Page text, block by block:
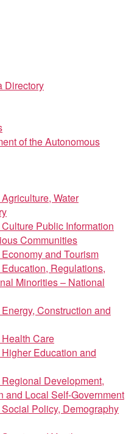
Directory
of the Autonomous
Water
Public Information
Communities
and Tourism
Regulations,
Minorities – National
Construction and
Care
Education and
Development,
and Local Self-Government
Policy, Demography